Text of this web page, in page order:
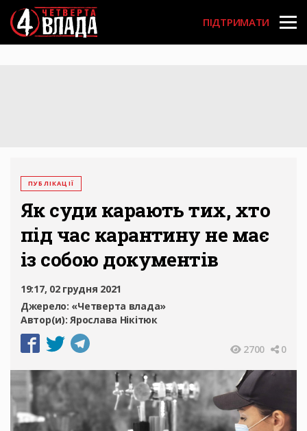
Перейти
до
основного
вмісту
User
account
ПІДТРИМАТИ
ПУБЛІКАЦІЇ
Як суди карають тих, хто
під час карантину не має
із собою документів
19:17, 02 грудня 2021
Джерело: «Четверта влада»
Автор(и):Ярослава Нікітюк
2700 0